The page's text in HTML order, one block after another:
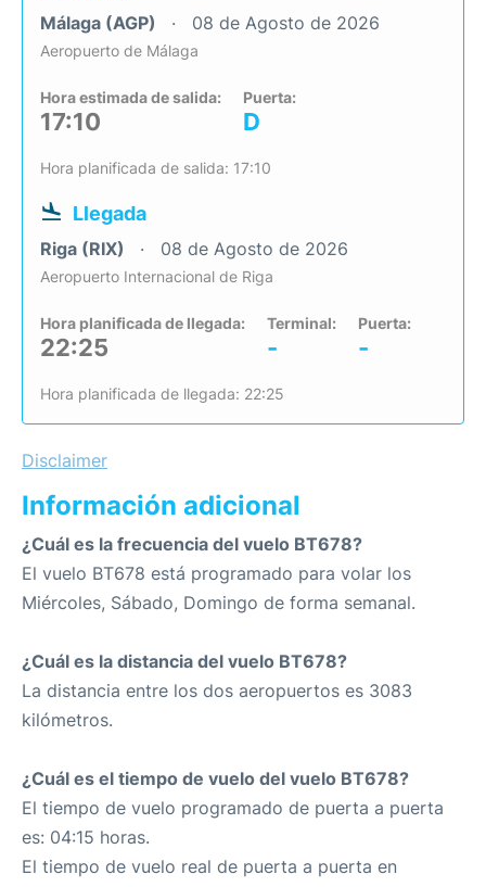
Málaga (AGP) 08 de Agosto de 2026
Aeropuerto de Málaga
Hora estimada de salida:
17:10
Puerta:
D
Hora planificada de salida: 17:10
Llegada
Riga (RIX) 08 de Agosto de 2026
Aeropuerto Internacional de Riga
Hora planificada de llegada:
22:25
Terminal:
-
Puerta:
-
Hora planificada de llegada: 22:25
Disclaimer
Información adicional
¿Cuál es la frecuencia del vuelo BT678?
El vuelo BT678 está programado para volar los
Miércoles, Sábado, Domingo de forma semanal.
¿Cuál es la distancia del vuelo BT678?
La distancia entre los dos aeropuertos es 3083
kilómetros.
¿Cuál es el tiempo de vuelo del vuelo BT678?
El tiempo de vuelo programado de puerta a puerta
es: 04:15 horas.
El tiempo de vuelo real de puerta a puerta en